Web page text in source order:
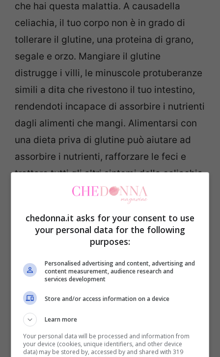
che hai questa malattia. A causadella
celiachia, il tuo corpo non è in grado di
tollerare il glutine, una proteina di grano,
segale e orzo. Mangiare il glutine
distrugge i villi, le minuscole protuberanze
simili a dita che rivestono il tuo intestino,
rendendoti incapace di assorbire i nutrienti
dagli alimenti che mangi. Alimentarsi con
una dieta priva di glutine può aiutare ad
assorbire i nutrienti, rafforzare le feci e
trattare tutti gli altri sintomi della celiachia
come affaticamento, dolore, gonfiore,
depressione o eruzioni cutanee.
Se la tua cacca galleggia
Le tue feci galleggiano e hai un eccesso di
gas nel tuo tratto digestivo se, secondo il
dottor Sheth, mangi molti fagioli, germogli,
cavoletti di Bruxelles o fai pasti molto
grandi. E’ abbastanza normale che le feci
galleggiano a causa del gas, e non è una
chedonna.it asks for your consent to use
your personal data for the following
purposes:
Personalised advertising and content, advertising and
content measurement, audience research and
services development
Store and/or access information on a device
Learn more
Your personal data will be processed and information from
your device (cookies, unique identifiers, and other device
data) may be stored by, accessed by and shared with 319